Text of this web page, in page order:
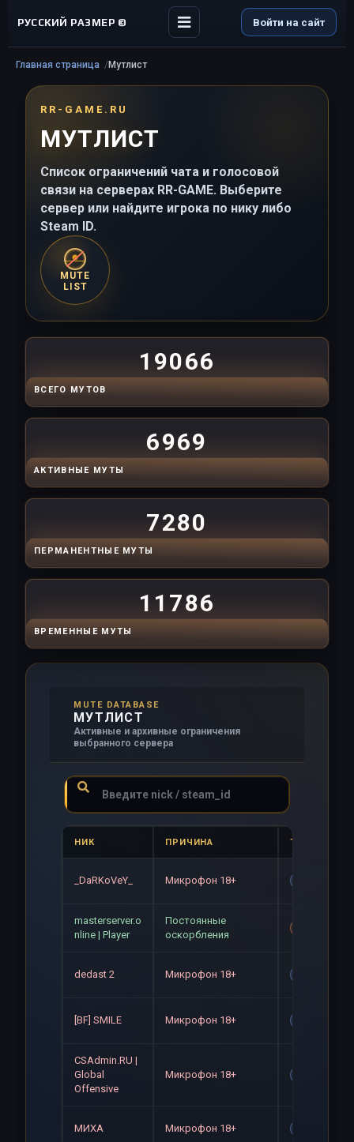
РУССКИЙ РАЗМЕР © Войти на сайт
Главная страница Мутлист
RR-GAME.RU
МУТЛИСТ
Список ограничений чата и голосовой
связи на серверах RR-GAME. Выберите
сервер или найдите игрока по нику либо
Steam ID.
MUTE
LIST
19066
ВСЕГО МУТОВ
6969
АКТИВНЫЕ МУТЫ
7280
ПЕРМАНЕНТНЫЕ МУТЫ
11786
ВРЕМЕННЫЕ МУТЫ
MUTE DATABASE
МУТЛИСТ
Активные и архивные ограничения
выбранного сервера
НИК ПРИЧИНА ТИП
_DaRKoVeY_ Микрофон 18+
masterserver.o
nline | Player
Постоянные
оскорбления
dedast 2 Микрофон 18+
[BF] SMILE Микрофон 18+
CSAdmin.RU |
Global
Offensive
Микрофон 18+
МИХА Микрофон 18+